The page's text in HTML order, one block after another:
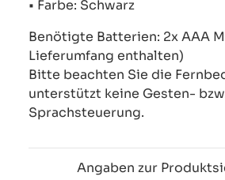
• Farbe: Schwarz
Benötigte Batterien: 2x AAA
Lieferumfang enthalten)
Bitte beachten Sie die
unterstützt keine Gesten-
Sprachsteuerung.
Angaben zur